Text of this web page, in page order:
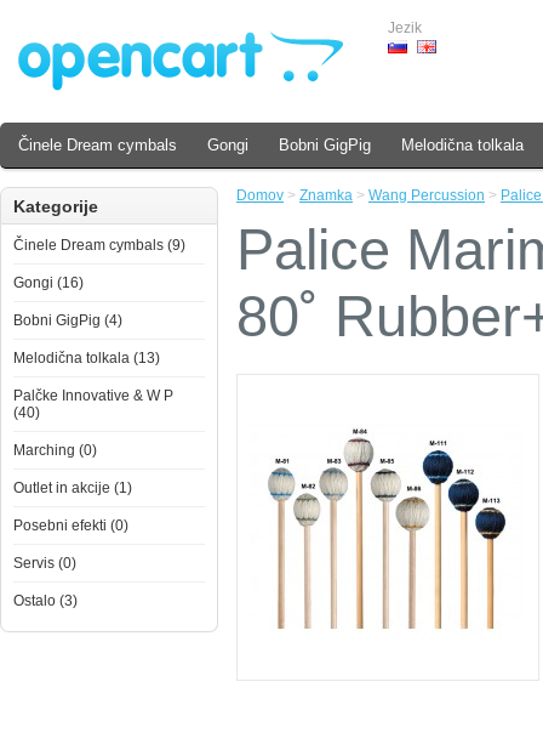
Jezik
Činele Dream cymbals Gongi Bobni GigPig Melodična tolkala
Kategorije
Činele Dream cymbals (9)
Gongi (16)
Bobni GigPig (4)
Melodična tolkala (13)
Palčke Innovative & W P
(40)
Marching (0)
Outlet in akcije (1)
Posebni efekti (0)
Servis (0)
Ostalo (3)
Domov > Znamka > Wang Percussion >
Palice
80˚